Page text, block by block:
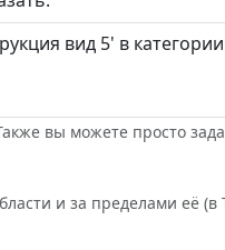
вы можете просто
и за пределами её (в